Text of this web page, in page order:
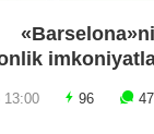
13:00 96 47